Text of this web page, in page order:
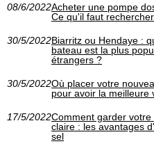
08/6/2022Acheter une pompe
Ce qu'il faut rechercher
30/5/2022Biarritz ou Hendaye :
bateau est la plus
étrangers ?
30/5/2022Où placer votre
pour avoir la meilleure
17/5/2022Comment garder
claire : les avantages
sel